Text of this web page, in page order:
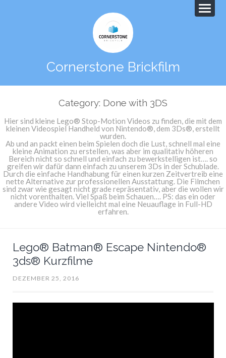
Cornerstone Brickfilm
Category: Done with 3DS
Hier sind kleine Lego® Stop-Motion Videos zu finden, die mit dem
kleinen Videospiel Handheld von Nintendo®, dem 3Ds®, erstellt
wurden.
Ab und an packt einen beim Spielen doch die Lust, schnell mal eine
kleine Animation zu erstellen, was aber im qualitativ höheren
Bereich nicht so schnell und einfach zu bewerkstelligen ist…. so
greifen wir dafür dann einfach zu unserem 3Ds in der Schublade.
Durch die einfache Handhabung für einen kurzen Zeitvertreib eine
nette Alternative zur professionellen Ausstattung. Die Filmchen
sind zwar wie gesagt nicht grade repräsentativ, aber die wollen wir
nicht vorenthalten. Viel Spaß beim Schauen…. PS: das ein oder
andere Video wird vielleicht mal eine Neuauflage in Full-HD
erfahren.
Lego® Batman® Escape Nintendo®
3ds® Kurzfilme
DEZEMBER 25, 2016